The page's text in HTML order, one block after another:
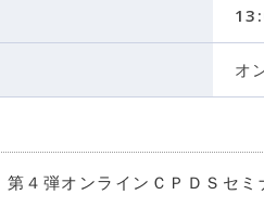
オ
第４弾オンラインＣＰＤＳセ